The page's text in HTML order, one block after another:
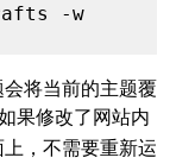
将当前的主题覆
果修改了网站内
，不需要重新运